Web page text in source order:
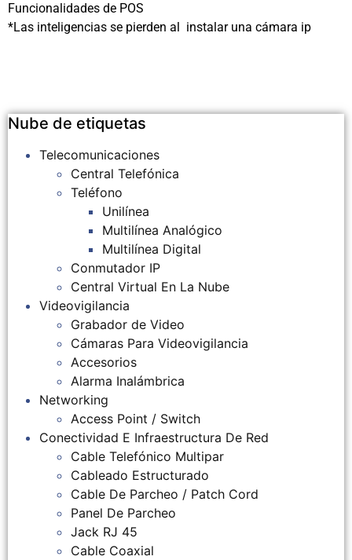
Funcionalidades de POS
*Las inteligencias se pierden al instalar una cámara ip
Nube de etiquetas
Telecomunicaciones
Central Telefónica
Teléfono
Unilínea
Multilínea Analógico
Multilínea Digital
Conmutador IP
Central Virtual En La Nube
Videovigilancia
Grabador de Video
Cámaras Para Videovigilancia
Accesorios
Alarma Inalámbrica
Networking
Access Point / Switch
Conectividad E Infraestructura De Red
Cable Telefónico Multipar
Cableado Estructurado
Cable De Parcheo / Patch Cord
Panel De Parcheo
Jack RJ 45
Cable Coaxial